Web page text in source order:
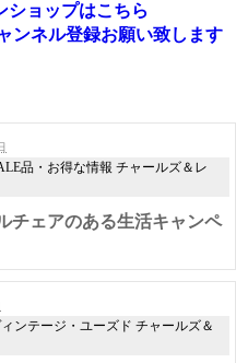
ショップはこちら
ンネル登録お願い致します
品・お得な情報 チャールズ＆レ
チェアのある生活キャンペ
ンテージ・ユーズド チャールズ＆